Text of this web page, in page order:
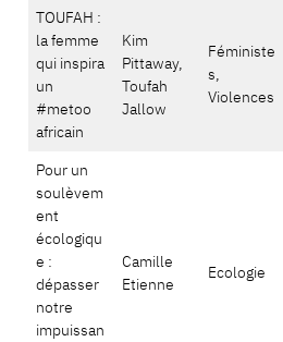
TOUFAH :
la femme
qui inspira
un
#metoo
africain
Kim
Pittaway,
Toufah
Jallow
Féministe
s,
Violences
Pour un
soulèvem
ent
écologiqu
e :
dépasser
notre
impuissan
Camille
Etienne
Ecologie